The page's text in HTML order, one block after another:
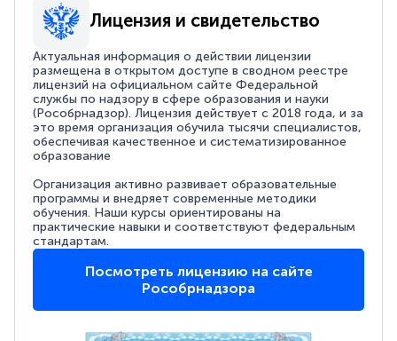
Лицензия и свидетельство
Актуальная информация о действии лицензии
размещена в открытом доступе в сводном реестре
лицензий на официальном сайте Федеральной
службы по надзору в сфере образования и науки
(Рособрнадзор). Лицензия действует с 2018 года, и за
это время организация обучила тысячи специалистов,
обеспечивая качественное и систематизированное
образование
Организация активно развивает образовательные
программы и внедряет современные методики
обучения. Наши курсы ориентированы на
практические навыки и соответствуют федеральным
стандартам.
Посмотреть лицензию на сайте
Рособрнадзора